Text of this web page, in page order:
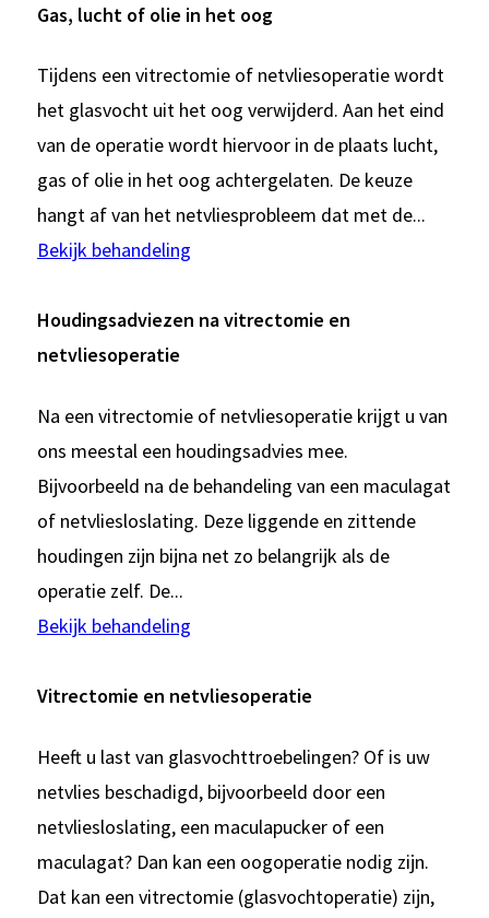
Gas, lucht of olie in het oog
Tijdens een vitrectomie of netvliesoperatie wordt
het glasvocht uit het oog verwijderd. Aan het eind
van de operatie wordt hiervoor in de plaats lucht,
gas of olie in het oog achtergelaten. De keuze
hangt af van het netvliesprobleem dat met de...
Bekijk behandeling
Houdingsadviezen na vitrectomie en
netvliesoperatie
Na een vitrectomie of netvliesoperatie krijgt u van
ons meestal een houdingsadvies mee.
Bijvoorbeeld na de behandeling van een maculagat
of netvliesloslating. Deze liggende en zittende
houdingen zijn bijna net zo belangrijk als de
operatie zelf. De...
Bekijk behandeling
Vitrectomie en netvliesoperatie
Heeft u last van glasvochttroebelingen? Of is uw
netvlies beschadigd, bijvoorbeeld door een
netvliesloslating, een maculapucker of een
maculagat? Dan kan een oogoperatie nodig zijn.
Dat kan een vitrectomie (glasvochtoperatie) zijn,